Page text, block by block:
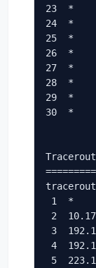
23  *
24  *
25  *
26  *
27  *
28  *
29  *
30  *
1  *
2
3
4
5